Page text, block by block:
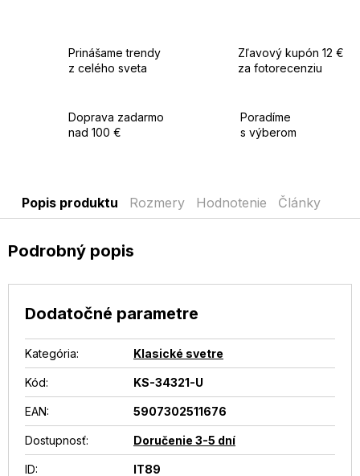
Prinášame trendy
z celého sveta
Zľavový kupón 12 €
za fotorecenziu
Doprava zadarmo
nad 100 €
Poradíme
s výberom
Popis produktu Rozmery Hodnotenie Články
Podrobný popis
Dodatočné parametre
Kategória: Klasické svetre
Kód: KS-34321-U
EAN: 5907302511676
Dostupnosť: Doručenie 3-5 dní
ID: IT89